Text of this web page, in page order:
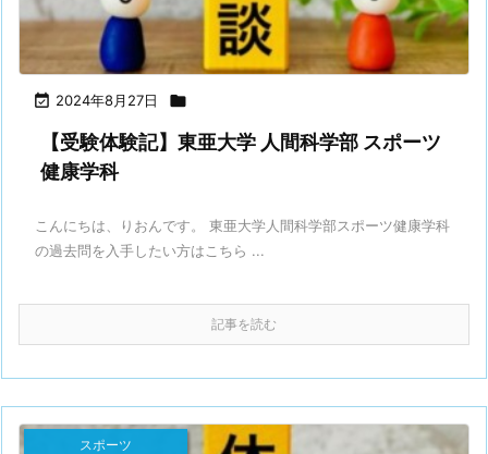
 2024年8月27日 
【受験体験記】東亜大学 人間科学部 スポーツ
健康学科
こんにちは、りおんです。 東亜大学人間科学部スポーツ健康学科
の過去問を入手したい方はこちら ...
記事を読む
スポーツ